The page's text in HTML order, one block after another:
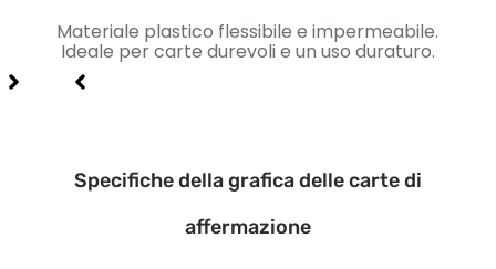
Materiale plastico flessibile e impermeabile.
Ideale per carte durevoli e un uso duraturo.
Specifiche della grafica delle carte di
affermazione